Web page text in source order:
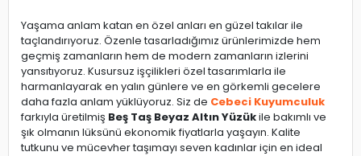
Yaşama anlam katan en özel anları en güzel takılar ile
taçlandırıyoruz. Özenle tasarladığımız ürünlerimizde hem
geçmiş zamanların hem de modern zamanların izlerini
yansıtıyoruz. Kusursuz işçilikleri özel tasarımlarla ile
harmanlayarak en yalın günlere ve en görkemli gecelere
daha fazla anlam yüklüyoruz. Siz de Cebeci Kuyumculuk
farkıyla üretilmiş Beş Taş Beyaz Altın Yüzükile bakımlı ve
şık olmanın lüksünü ekonomik fiyatlarla yaşayın. Kalite
tutkunu ve mücevher taşımayı seven kadınlar için en ideal